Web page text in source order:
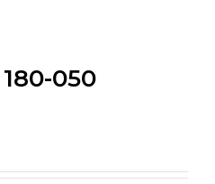
050